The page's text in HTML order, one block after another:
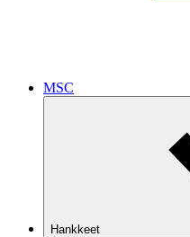
MSC
Hankkeet